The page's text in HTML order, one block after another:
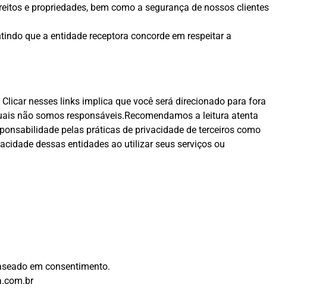
e propriedades, bem como a segurança de nossos clientes
que a entidade receptora concorde em respeitar a
nesses links implica que você será direcionado para fora
não somos responsáveis.Recomendamos a leitura atenta
pelas práticas de privacidade de terceiros como
dessas entidades ao utilizar seus serviços ou
em consentimento.